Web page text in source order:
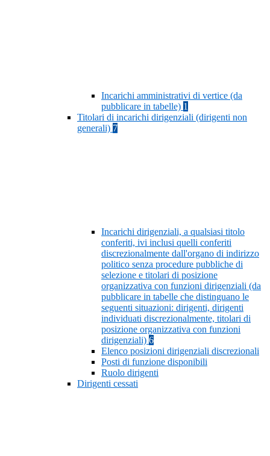
Incarichi amministrativi di vertice (da
pubblicare in tabelle) 1
Titolari di incarichi dirigenziali (dirigenti non
generali) 7
Incarichi dirigenziali, a qualsiasi titolo
conferiti, ivi inclusi quelli conferiti
discrezionalmente dall'organo di indirizzo
politico senza procedure pubbliche di
selezione e titolari di posizione
organizzativa con funzioni dirigenziali (da
pubblicare in tabelle che distinguano le
seguenti situazioni: dirigenti, dirigenti
individuati discrezionalmente, titolari di
posizione organizzativa con funzioni
dirigenziali) 6
Elenco posizioni dirigenziali discrezionali
Posti di funzione disponibili
Ruolo dirigenti
Dirigenti cessati